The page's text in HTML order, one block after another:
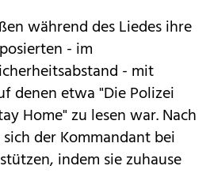
während des Liedes ihre
- im
- mit
denen etwa "Die Polizei
Home" zu lesen war. Nach
der Kommandant bei
indem sie zuhause